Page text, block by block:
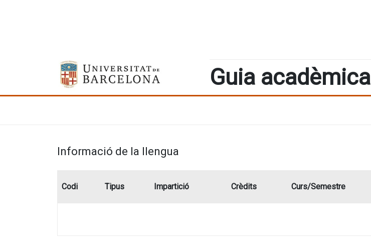
Guia acadèmica
Informació de la llengua
Codi Tipus Impartició Crèdits Curs/Semestre